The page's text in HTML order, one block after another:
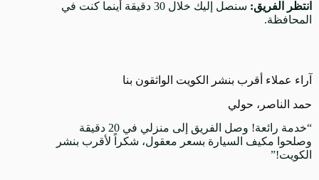
انتظر الفريق:
سنصل إليك خلال 30 دقيقة أينما كنت في
المحافظة.
آراء عملاء أقرب بنشر الكويت الواثقون بنا
حمد الناصر، حولي
“خدمة رائعة! وصل الفريق إلى منزلي في 20 دقيقة
وصلحوا مكيف السيارة بسعر معقول، شكراً لأقرب بنشر
الكويت!”